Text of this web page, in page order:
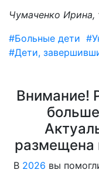
Чумаченко Ирина,
#Больные дети
#Дети,
Внимание!
размещена
В 2026 вы